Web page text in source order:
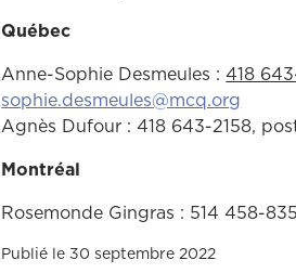
Québec
Anne-Sophie Desmeules :418
sophie.desmeules@mcq.org
Agnès Dufour : 418 643-2158,
Montréal
Rosemonde Gingras : 514 458-
Publié le 30 septembre 2022